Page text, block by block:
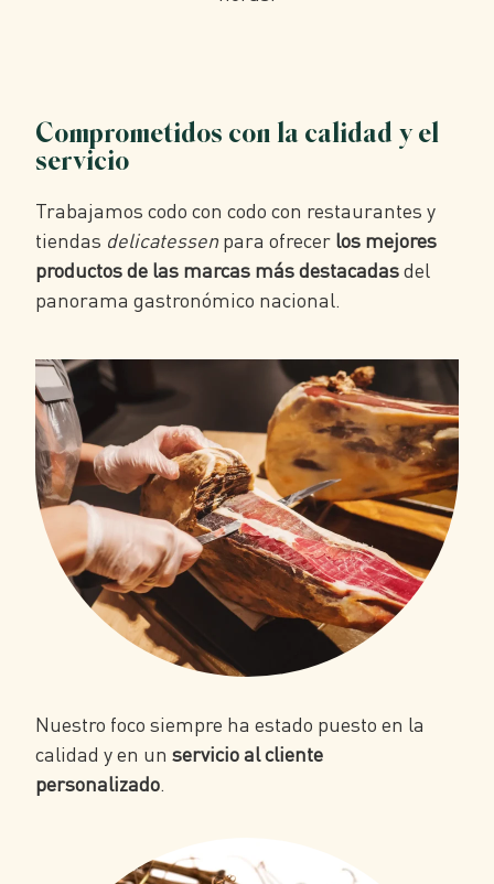
Comprometidos con la calidad y el
servicio
Trabajamos codo con codo con restaurantes y
tiendas delicatessenpara ofrecer los mejores
productos de las marcas más destacadasdel
panorama gastronómico nacional.
Nuestro foco siempre ha estado puesto en la
calidad y en un servicio al cliente
personalizado.